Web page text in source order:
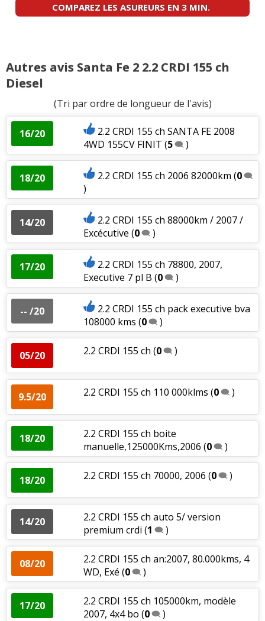
COMPAREZ LES ASUREURS EN 3 MIN.
Autres avis Santa Fe 2 2.2 CRDI 155 ch
Diesel
(Tri par ordre de longueur de l'avis)
16/20
2.2 CRDI 155 ch SANTA FE 2008
4WD 155CV FINIT (5 )
18/20 2.2 CRDI 155 ch 2006 82000km (0
)
14/20
2.2 CRDI 155 ch 88000km / 2007 /
Excécutive (0 )
17/20
2.2 CRDI 155 ch 78800, 2007,
Executive 7 pl B (0 )
-- /20
2.2 CRDI 155 ch pack executive bva
108000 kms (0 )
05/20 2.2 CRDI 155 ch (0 )
9.5/20 2.2 CRDI 155 ch 110 000klms (0 )
18/20
2.2 CRDI 155 ch boite
manuelle,125000Kms,2006 (0 )
18/20 2.2 CRDI 155 ch 70000, 2006 (0 )
14/20
2.2 CRDI 155 ch auto 5/ version
premium crdi (1 )
08/20
2.2 CRDI 155 ch an:2007, 80.000kms, 4
WD, Exé (0 )
17/20
2.2 CRDI 155 ch 105000km, modèle
2007, 4x4 bo (0 )